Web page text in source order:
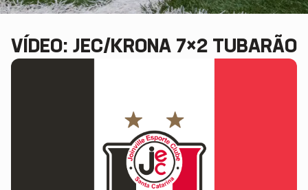
VÍDEO: JEC/KRONA 7×2 TUBARÃO